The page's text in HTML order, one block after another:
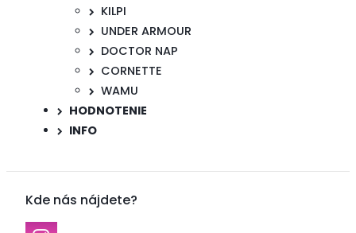
KILPI
UNDER ARMOUR
DOCTOR NAP
CORNETTE
WAMU
HODNOTENIE
INFO
Kde nás nájdete?